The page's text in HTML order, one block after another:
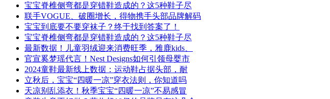
宝宝脊椎侧弯都是穿错鞋造成的？这5种鞋子尽
联手VOGUE、破圈增长，得物携手头部品牌解码
宝宝到底要不要穿袜子？终于找到答案了！
宝宝脊椎侧弯都是穿错鞋造成的？这5种鞋子尽
最新数据！儿童羽绒迎来消费旺季，雅鹿kids、
官宣奚梦瑶代言！Nest Designs如何引领母婴市
​2024童鞋最新线上数据：运动鞋占据头部，耐
立秋后，宝宝“四暖一凉”穿衣法则，你知道吗
天凉别乱添衣！秋季宝宝“四暖一凉”不易感冒